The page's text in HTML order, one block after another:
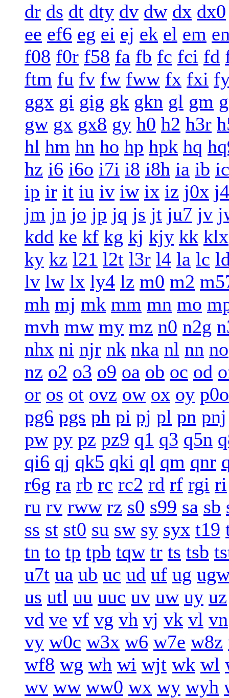
dr ds dt dty dv dw dx dx0
ee ef6 eg ei ej ek el em
f08 f0r f58 fa fb fc fci fd
ftm fu fv fw fww fx fxi
ggx gi gig gk gkn gl gm
gw gx gx8 gy h0 h2 h3r
hl hm hn ho hp hpk hq
hz i6 i6o i7i i8 i8h ia ib ic
ip ir it iu iv iw ix iz j0x
jm jn jo jp jq js jt ju7 jv
kdd ke kf kg kj kjy kk klx
ky kz l21 l2t l3r l4 la lc
lv lw lx ly4 lz m0 m2
mh mj mk mm mn mo
mvh mw my mz n0 n2g
nhx ni njr nk nka nl nn no
nz o2 o3 o9 oa ob oc od
or os ot ovz ow ox oy p0o
pg6 pgs ph pi pj pl pn pnj
pw py pz pz9 q1 q3 q5n
qi6 qj qk5 qki ql qm qnr
r6g ra rb rc rc2 rd rf rgi ri
ru rv rww rz s0 s99 sa sb
ss st st0 su sw sy syx t19
tn to tp tpb tqw tr ts tsb
u7t ua ub uc ud uf ug
us utl uu uuc uv uw uy uz
vd ve vf vg vh vj vk vl vn
vy w0c w3x w6 w7e w8z
wf8 wg wh wi wjt wk wl
wv ww ww0 wx wy wyh